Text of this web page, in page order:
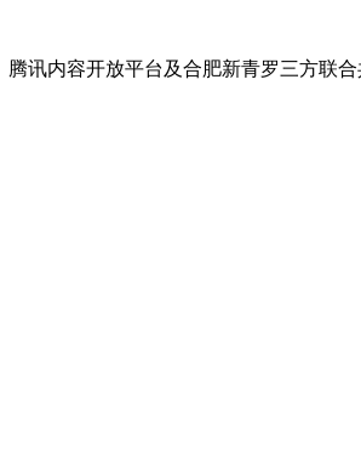
讯内容开放平台及合肥新青罗三方联